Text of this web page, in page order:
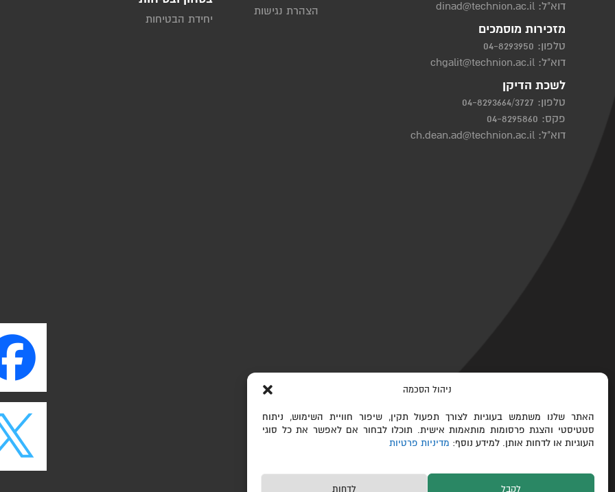
ניהול הסכמה
האתר שלנו משתמש בעוגיות לצורך תפעול תקין, שיפור חוויית השימוש, ניתוח
סטטיסטי והצגת פרסומות מותאמות אישית. תוכלו לבחור אם לאפשר את כל סוגי
העוגיות או לדחות אותן. למידע נוסף: מדיניות פרטיות
לקבל לדחות
דוא"ל: dinad@technion.ac.il
מזכירות מוסמכים
טלפון: 04-8293950
דוא"ל: chgalit@technion.ac.il
לשכת הדיקן
טלפון: 04-8293664/3727
פקס: 04-8295860
דוא"ל: ch.dean.ad@technion.ac.il
הצהרת נגישות
יחידת הבטיחות